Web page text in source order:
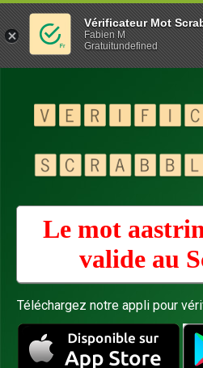
Le mot
valide au
Téléchargez notre appli pour
Vérificateur Mot
Fabien M
Gratuitundefined